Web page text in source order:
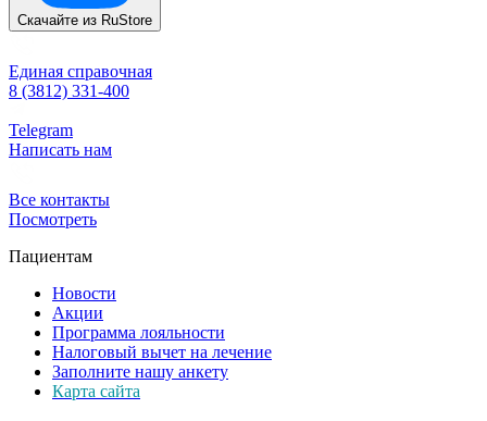
Скачайте из RuStore
Единая справочная
8 (3812) 331-400
Telegram
Написать нам
Все контакты
Посмотреть
Пациентам
Новости
Акции
Программа лояльности
Налоговый вычет на лечение
Заполните нашу анкету
Карта сайта